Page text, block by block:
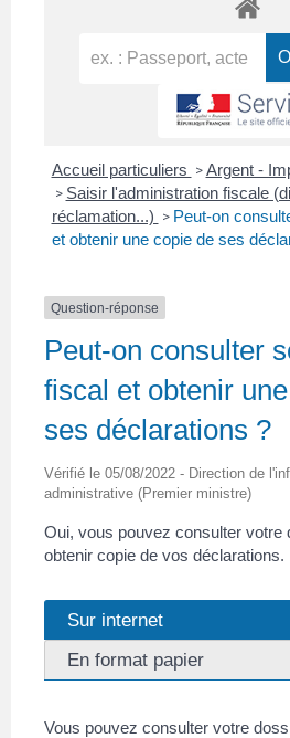
Accueil particuliers > Argent -
> Saisir l'administration fiscale
réclamation...) > Peut-on
et obtenir une copie de ses
Question-réponse
Peut-on consulter
fiscal et obtenir
ses déclarations ?
Vérifié le 05/08/2022 - Direction de
administrative (Premier ministre)
Oui, vous pouvez consulter votre
obtenir copie de vos déclarations.
Sur internet
En format papier
Vous pouvez consulter votre